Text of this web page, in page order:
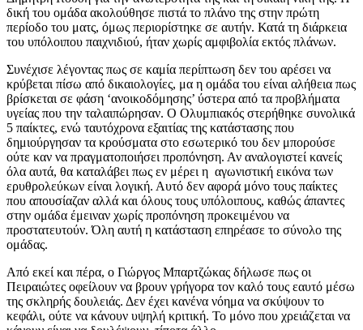
δική του ομάδα ακολούθησε πιστά το πλάνο της στην πρώτη
περίοδο του ματς, όμως περιορίστηκε σε αυτήν. Κατά τη διάρκεια
του υπόλοιπου παιχνιδιού, ήταν χωρίς αμφιβολία εκτός πλάνων.
Συνέχισε λέγοντας πως σε καμία περίπτωση δεν του αρέσει να
κρύβεται πίσω από δικαιολογίες, μα η ομάδα του είναι αλήθεια πως
βρίσκεται σε φάση ‘ανοικοδόμησης’ ύστερα από τα προβλήματα
υγείας που την ταλαιπώρησαν. Ο Ολυμπιακός στερήθηκε συνολικά
5 παίκτες, ενώ ταυτόχρονα εξαιτίας της κατάστασης που
δημιούργησαν τα κρούσματα στο εσωτερικό του δεν μπορούσε
ούτε καν να πραγματοποιήσει προπόνηση. Αν αναλογιστεί κανείς
όλα αυτά, θα καταλάβει πως εν μέρει η αγωνιστική εικόνα των
ερυθρολεύκων είναι λογική. Αυτό δεν αφορά μόνο τους παίκτες
που απουσίαζαν αλλά και όλους τους υπόλοιπους, καθώς άπαντες
στην ομάδα έμειναν χωρίς προπόνηση προκειμένου να
προστατευτούν. Όλη αυτή η κατάσταση επηρέασε το σύνολο της
ομάδας.
Από εκεί και πέρα, ο Γιώργος Μπαρτζώκας δήλωσε πως οι
Πειραιώτες οφείλουν να βρουν γρήγορα τον καλό τους εαυτό μέσω
της σκληρής δουλειάς. Δεν έχει κανένα νόημα να σκύψουν το
κεφάλι, ούτε να κάνουν υψηλή κριτική. Το μόνο που χρειάζεται να